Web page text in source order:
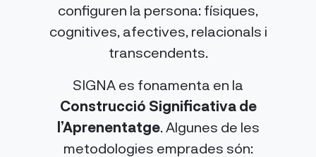
configuren la persona: físiques,
cognitives, afectives, relacionals i
transcendents.
SIGNA es fonamenta en la
Construcció Significativa de
l’Aprenentatge. Algunes de les
metodologies emprades són: